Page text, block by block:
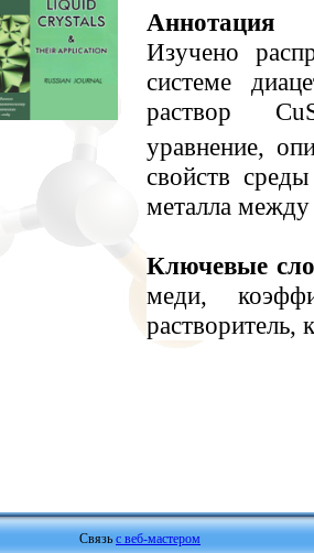
Аннотация
Изучено
системе
раствор
уравнение,
свойств
металла
Ключевые
меди,
растворитель,
Связь с веб-мастером